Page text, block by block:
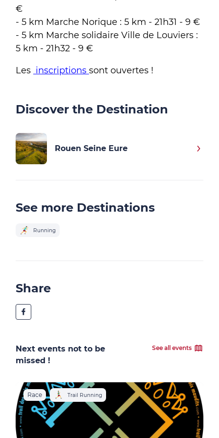
€
- 5 km Marche Norique : 5 km - 21h31 - 9 €
- 5 km Marche solidaire Ville de Louviers :
5 km - 21h32 - 9 €
Les inscriptions sont ouvertes !
Discover the Destination
Rouen Seine Eure
See more Destinations
Running
Share
Next events not to be
missed !
See all events
Race Trail Running